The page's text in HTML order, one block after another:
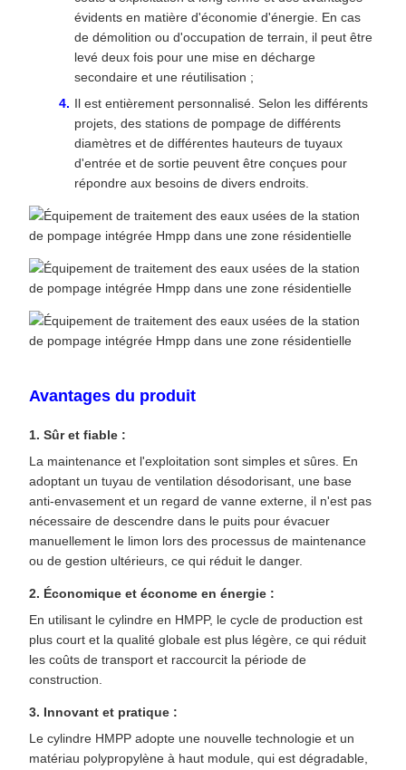
évidents en matière d'économie d'énergie. En cas
de démolition ou d'occupation de terrain, il peut être
levé deux fois pour une mise en décharge
secondaire et une réutilisation ;
Il est entièrement personnalisé. Selon les différents
projets, des stations de pompage de différents
diamètres et de différentes hauteurs de tuyaux
d'entrée et de sortie peuvent être conçues pour
répondre aux besoins de divers endroits.
Avantages du produit
1. Sûr et fiable :
La maintenance et l'exploitation sont simples et sûres. En
adoptant un tuyau de ventilation désodorisant, une base
anti-envasement et un regard de vanne externe, il n'est pas
nécessaire de descendre dans le puits pour évacuer
manuellement le limon lors des processus de maintenance
ou de gestion ultérieurs, ce qui réduit le danger.
2. Économique et économe en énergie :
En utilisant le cylindre en HMPP, le cycle de production est
plus court et la qualité globale est plus légère, ce qui réduit
les coûts de transport et raccourcit la période de
construction.
3. Innovant et pratique :
Le cylindre HMPP adopte une nouvelle technologie et un
matériau polypropylène à haut module, qui est dégradable,